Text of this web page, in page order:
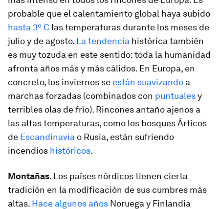
probable que el calentamiento global haya subido
hasta 3º C las temperaturas durante los meses de
julio y de agosto. La tendencia histórica también
es muy tozuda en este sentido: toda la humanidad
afronta años más y más cálidos. En Europa, en
concreto, los inviernos se están suavizando a
marchas forzadas (combinados con puntualesy
terribles olas de frío). Rincones antaño ajenos a
las altas temperaturas, como los bosques Árticos
de Escandinavia o Rusia, están sufriendo
incendios históricos.
Montañas. Los países nórdicos tienen cierta
tradición en la modificación de sus cumbres más
altas. Hace algunos años Noruega y Finlandia